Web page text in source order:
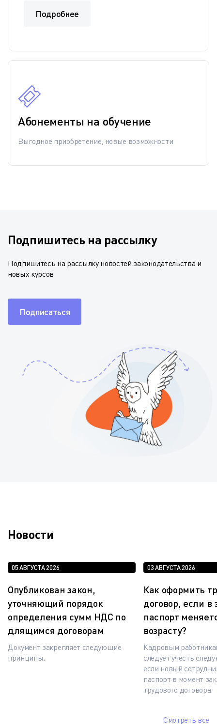
Подробнее
Абонементы на обучение
Выгодное приобретение, новые возможности
Подпишитесь на рассылку
Подпишитесь на рассылку новостей законодательства и
новых курсов
Подписаться
Новости
05 АВГУСТА 2026
Опубликован закон,
уточняющий порядок
определения сумм НДС по
длящимся договорам
Документ закрепляет следующие
принципы.
03 АВГУСТА 2026
Как оформить
договор, если в
паспорт
возрасту?
Кадровым
следует учесть
если новый
паспорт в момент
трудового договора.
Смотреть все